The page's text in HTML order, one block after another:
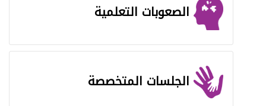
الصعوبات التعلمیة
الجلسات المتخصصة